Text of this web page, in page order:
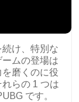
け、特別な
ムの登場は
磨くのに役
らの 1 つは
です。